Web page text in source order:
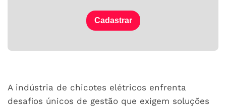
A indústria de chicotes elétricos enfrenta
desafios únicos de gestão que exigem soluções
Cadastrar